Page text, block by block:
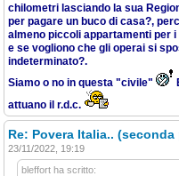
chilometri lasciando la sua
per pagare un buco di casa?,
almeno piccoli appartamenti per
e se vogliono che gli operai si
indeterminato?.
Siamo o no in questa "civile"
attuano il r.d.c.
Re: Povera Italia.. (seconda
23/11/2022, 19:19
bleffort ha scritto: